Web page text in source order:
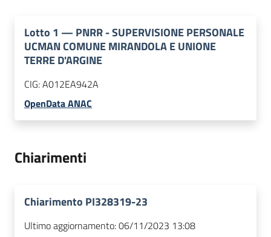
Lotto 1 — PNRR - SUPERVISIONE PERSONALE
UCMAN COMUNE MIRANDOLA E UNIONE
TERRE D'ARGINE
CIG:A012EA942A
OpenData ANAC
Chiarimenti
Chiarimento PI328319-23
Ultimo aggiornamento:06/11/2023 13:08